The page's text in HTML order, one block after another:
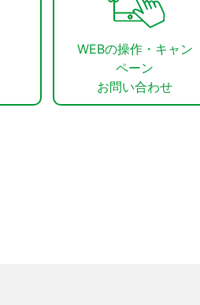
WEBの操作・キャン
ペーン
お問い合わせ